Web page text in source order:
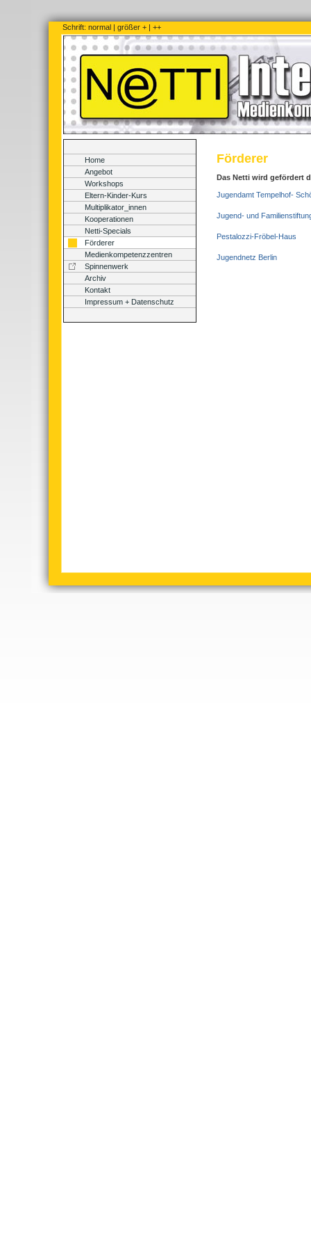
Home
Angebot
Workshops
Eltern-Kinder-Kurs
Multiplikator_innen
Kooperationen
Netti-Specials
Förderer
Medienkompetenzzentren
Spinnenwerk
Archiv
Kontakt
Impressum + Datenschutz
Förderer
Das Netti wird gefördert
Jugendamt Tempelhof-
Jugend- und
Pestalozzi-Fröbel-Haus
Jugendnetz Berlin
Schrift: normal | größer + | ++